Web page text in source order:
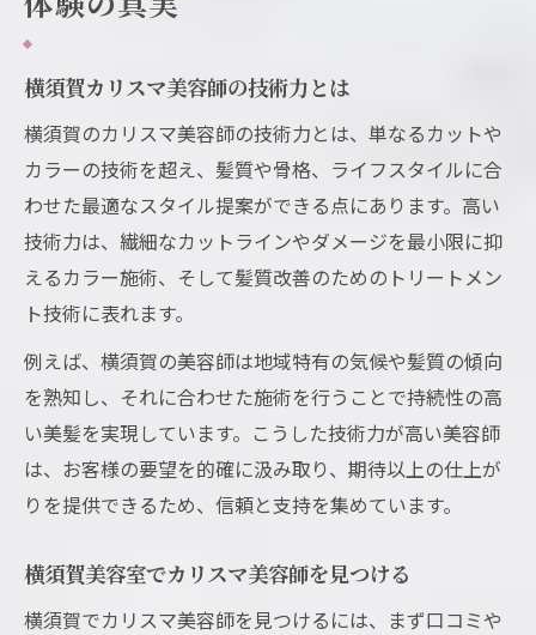
横須賀カリスマ美容師の技術力とは
横須賀のカリスマ美容師の技術力とは、単なるカットや
カラーの技術を超え、髪質や骨格、ライフスタイルに合
わせた最適なスタイル提案ができる点にあります。高い
技術力は、繊細なカットラインやダメージを最小限に抑
えるカラー施術、そして髪質改善のためのトリートメン
ト技術に表れます。
例えば、横須賀の美容師は地域特有の気候や髪質の傾向
を熟知し、それに合わせた施術を行うことで持続性の高
い美髪を実現しています。こうした技術力が高い美容師
は、お客様の要望を的確に汲み取り、期待以上の仕上が
りを提供できるため、信頼と支持を集めています。
横須賀美容室でカリスマ美容師を見つける
横須賀でカリスマ美容師を見つけるには、まず口コミや